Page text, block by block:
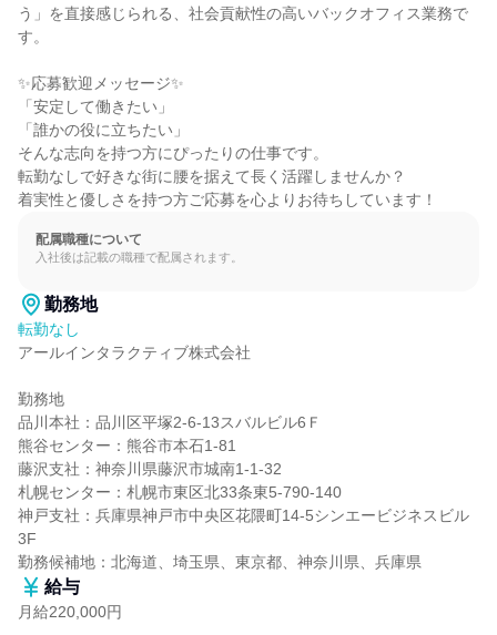
う」を直接感じられる、社会貢献性の高いバックオフィス業務で
す。
✨応募歓迎メッセージ✨
「安定して働きたい」
「誰かの役に立ちたい」
そんな志向を持つ方にぴったりの仕事です。
転勤なしで好きな街に腰を据えて長く活躍しませんか？
着実性と優しさを持つ方ご応募を心よりお待ちしています！
配属職種について
入社後は記載の職種で配属されます。
勤務地
転勤なし
アールインタラクティブ株式会社
勤務地
品川本社：品川区平塚2-6-13スバルビル6Ｆ
熊谷センター：熊谷市本石1-81
藤沢支社：神奈川県藤沢市城南1-1-32
札幌センター：札幌市東区北33条東5-790-140
神戸支社：兵庫県神戸市中央区花隈町14-5シンエービジネスビル
3F
勤務候補地：北海道、埼玉県、東京都、神奈川県、兵庫県
給与
月給220,000円